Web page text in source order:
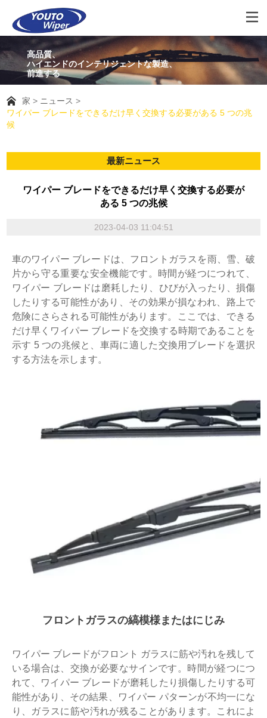
高品質、
ハイエンドのインテリジェントな製造、
前進する
家
ニュース
ワイパー ブレードをできるだけ早く交換する必要がある 5 つの兆
候
最新ニュース
ワイパー ブレードをできるだけ早く交換する必要が
ある 5 つの兆候
2023-04-03 11:04:51
車のワイパー ブレードは、フロントガラスを雨、雪、破
片から守る重要な安全機能です。時間が経つにつれて、
ワイパー ブレードは磨耗したり、ひびが入ったり、損傷
したりする可能性があり、その効果が損なわれ、路上で
危険にさらされる可能性があります。ここでは、できる
だけ早くワイパー ブレードを交換する時期であることを
示す 5 つの兆候と、車両に適した交換用ブレードを選択
する方法を示します。
フロントガラスの縞模様またはにじみ
ワイパー ブレードがフロント ガラスに筋や汚れを残して
いる場合は、交換が必要なサインです。時間が経つにつ
れて、ワイパー ブレードが磨耗したり損傷したりする可
能性があり、その結果、ワイパー パターンが不均一にな
り、ガラスに筋や汚れが残ることがあります。これによ